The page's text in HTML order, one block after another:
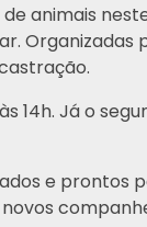
animais
Já o
e prontos